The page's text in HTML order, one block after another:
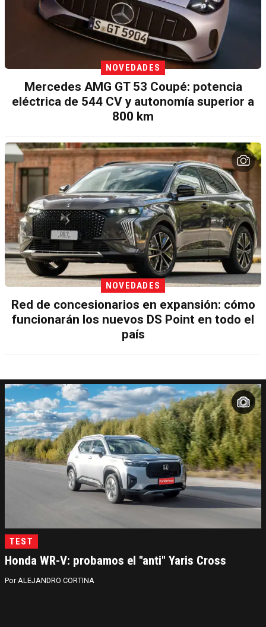
NOVEDADES
Mercedes AMG GT 53 Coupé: potencia
eléctrica de 544 CV y autonomía superior a
800 km
NOVEDADES
Red de concesionarios en expansión: cómo
funcionarán los nuevos DS Point en todo el
país
TEST
Honda WR-V: probamos el "anti" Yaris Cross
ALEJANDRO CORTINA